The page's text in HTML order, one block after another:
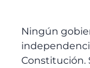
Ningún
Constitución.